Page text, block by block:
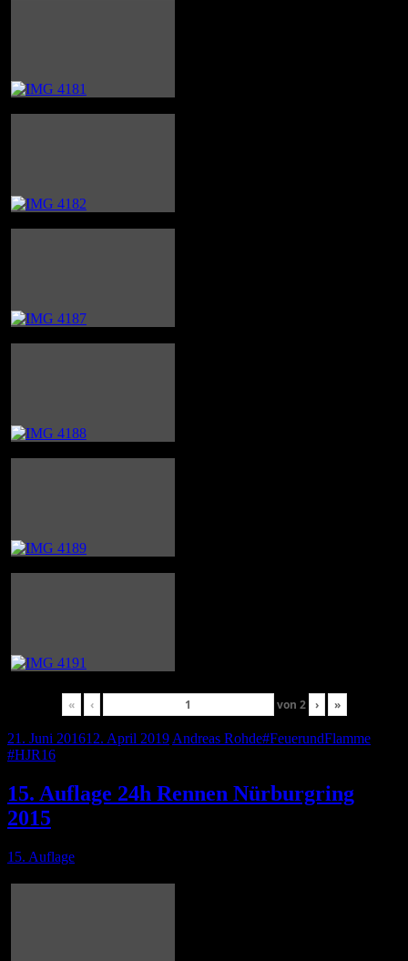
« ‹ von 2 › »
21. Juni 201612. April 2019 Andreas Rohde#FeuerundFlamme
#HJR16
15. Auflage 24h Rennen Nürburgring
2015
15. Auflage